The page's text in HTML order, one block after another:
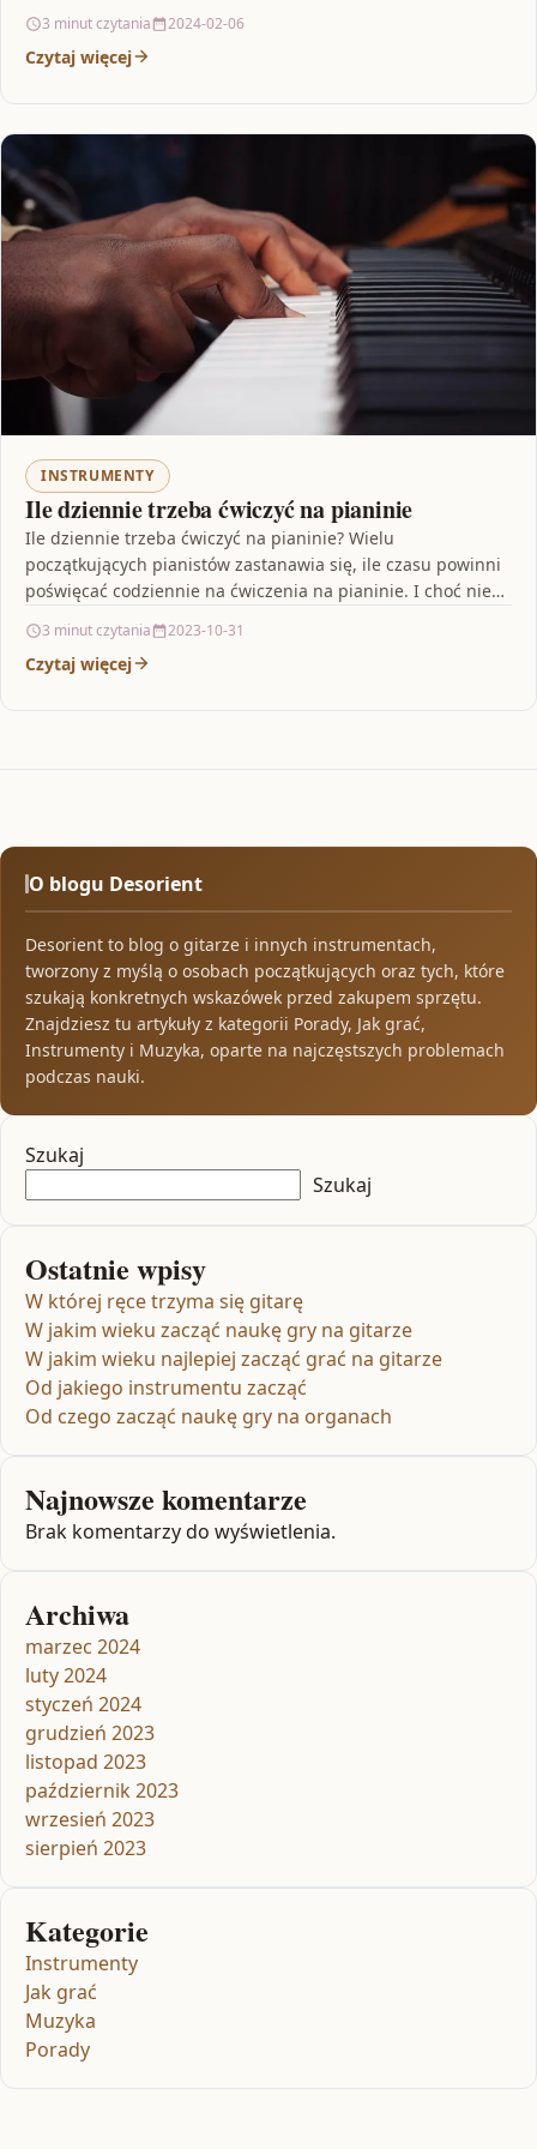
3 minut czytania 2024-02-06
Czytaj więcej
INSTRUMENTY
Ile dziennie trzeba ćwiczyć na pianinie
Ile dziennie trzeba ćwiczyć na pianinie? Wielu
początkujących pianistów zastanawia się, ile czasu powinni
poświęcać codziennie na ćwiczenia na pianinie. I choć nie
3 minut czytania 2023-10-31
Czytaj więcej
O blogu Desorient
Desorient to blog o gitarze i innych instrumentach,
tworzony z myślą o osobach początkujących oraz tych, które
szukają konkretnych wskazówek przed zakupem sprzętu.
Znajdziesz tu artykuły z kategorii Porady, Jak grać,
Instrumenty i Muzyka, oparte na najczęstszych problemach
podczas nauki.
Szukaj
Szukaj
Ostatnie wpisy
W której ręce trzyma się gitarę
W jakim wieku zacząć naukę gry na gitarze
W jakim wieku najlepiej zacząć grać na gitarze
Od jakiego instrumentu zacząć
Od czego zacząć naukę gry na organach
Najnowsze komentarze
Brak komentarzy do wyświetlenia.
Archiwa
marzec 2024
luty 2024
styczeń 2024
grudzień 2023
listopad 2023
październik 2023
wrzesień 2023
sierpień 2023
Kategorie
Instrumenty
Jak grać
Muzyka
Porady